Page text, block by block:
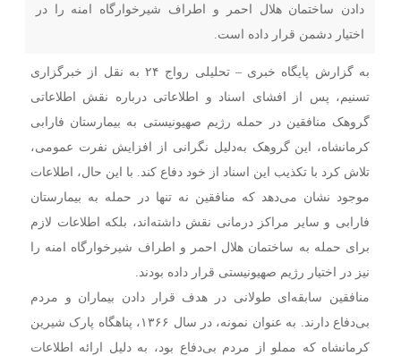
دادن ساختمان هلال احمر و اطراف شیرخوارگاه امنه را در
اختیار دشمن قرار داده است.
به گزارش پایگاه خبری – تحلیلی رواج ۲۴ به نقل از خبرگزاری
تسنیم، پس از افشای اسناد و اطلاعاتی درباره نقش اطلاعاتی
گروهک منافقین در حمله رژیم صهیونیستی به بیمارستان فارابی
کرمانشاه، این گروهک به‌دلیل نگرانی از افزایش نفرت عمومی،
تلاش کرد با تکذیب این اسناد از خود دفاع کند. با این حال، اطلاعات
موجود نشان می‌دهد که منافقین نه تنها در حمله به بیمارستان
فارابی و سایر مراکز درمانی نقش داشته‌اند، بلکه اطلاعات لازم
برای حمله به ساختمان هلال احمر و اطراف شیرخوارگاه امنه را
نیز در اختیار رژیم صهیونیستی قرار داده بودند.
منافقین سابقه‌ای طولانی در هدف قرار دادن بیماران و مردم
بی‌دفاع دارند. به عنوان نمونه، در سال ۱۳۶۶، پناهگاه پارک شیرین
کرمانشاه که مملو از مردم بی‌دفاع بود، به دلیل ارائه اطلاعات